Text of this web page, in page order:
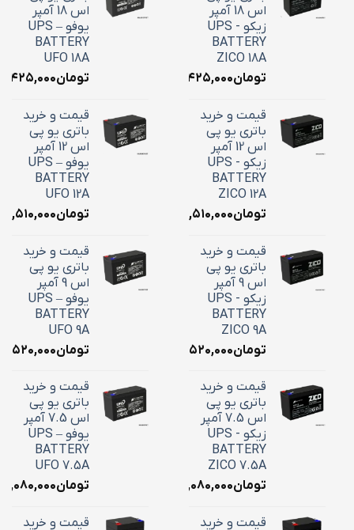
اس 18 آمپر
زیکو - UPS
BATTERY
ZICO 18A
تومان۷,۴۲۵,۰۰۰
قیمت و خرید
باتری یو پی
اس 12 آمپر
زیکو - UPS
BATTERY
ZICO 12A
تومان۴,۵۱۰,۰۰۰
قیمت و خرید
باتری یو پی
اس 9 آمپر
زیکو - UPS
BATTERY
ZICO 9A
تومان۳,۵۲۰,۰۰۰
قیمت و خرید
باتری یو پی
اس 7.5 آمپر
زیکو - UPS
BATTERY
ZICO 7.5A
تومان۳,۰۸۰,۰۰۰
قیمت و خرید
اس 18 آمپر
یوفو – UPS
BATTERY
UFO 18A
تومان
قیمت و خرید
باتری یو پی
اس 12 آمپر
یوفو – UPS
BATTERY
UFO 12A
تومان۴,۵۱۰,۰۰۰
قیمت و خرید
باتری یو پی
اس 9 آمپر
یوفو – UPS
BATTERY
UFO 9A
تومان۳,۵۲۰,۰۰۰
قیمت و خرید
باتری یو پی
اس 7.5 آمپر
یوفو – UPS
BATTERY
UFO 7.5A
تومان۳,۰۸۰,۰۰۰
قیمت و خرید